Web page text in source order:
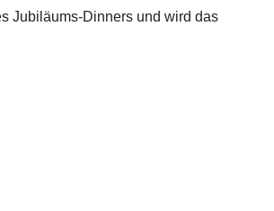
Jubiläums-Dinners und wird das